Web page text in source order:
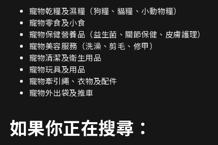
寵物乾糧及濕糧（狗糧、貓糧、小動物糧）
寵物零食及小食
寵物保健營養品（益生菌、關節保健、皮膚護理）
寵物美容服務（洗澡、剪毛、修甲）
寵物清潔及衛生用品
寵物玩具及用品
寵物牽引繩、衣物及配件
寵物外出袋及推車
如果你正在搜尋：